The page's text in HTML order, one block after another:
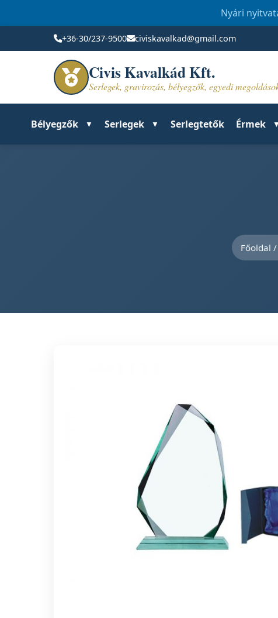
Nyári
+36-30/237-9500 civiskavalkad@gmail.com
Civis Kavalkád Kft.
Serlegek, gravirozás, bélyegzők, egyedi
Bélyegzők Serlegek Serlegtetők Érmek
Főoldal /